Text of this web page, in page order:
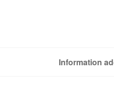
Information